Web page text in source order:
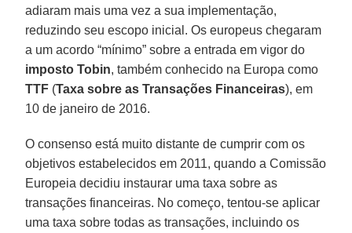
adiaram mais uma vez a sua implementação,
reduzindo seu escopo inicial. Os europeus chegaram
a um acordo “mínimo” sobre a entrada em vigor do
imposto Tobin, também conhecido na Europa como
TTF (Taxa sobre as Transações Financeiras), em
10 de janeiro de 2016.
O consenso está muito distante de cumprir com os
objetivos estabelecidos em 2011, quando a Comissão
Europeia decidiu instaurar uma taxa sobre as
transações financeiras. No começo, tentou-se aplicar
uma taxa sobre todas as transações, incluindo os